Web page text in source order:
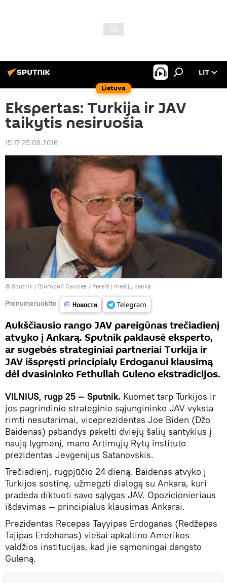
Lietuva
LIT
Ekspertas: Turkija ir JAV
taikytis nesiruošia
15:17 25.08.2016
© Sputnik / Григорий Сысоев / Pereiti į medijų banką
Prenumeruokite
Aukščiausio rango JAV pareigūnas trečiadienį
atvyko į Ankarą. Sputnik paklausė eksperto,
ar sugebės strateginiai partneriai Turkija ir
JAV išspręsti principialų Erdoganui klausimą
dėl dvasininko Fethullah Guleno ekstradicijos.
VILNIUS, rugp 25 — Sputnik. Kuomet tarp Turkijos ir
jos pagrindinio strateginio sąjungininko JAV vyksta
rimti nesutarimai, viceprezidentas Joe Biden (Džo
Baidenas) pabandys pakelti dviejų šalių santykius į
naują lygmenį, mano Artimųjų Rytų instituto
prezidentas Jevgenijus Satanovskis.
Trečiadienį, rugpjūčio 24 dieną, Baidenas atvyko į
Turkijos sostinę, užmegzti dialogą su Ankara, kuri
pradeda diktuoti savo sąlygas JAV. Opozicionieriaus
išdavimas — principialus klausimas Ankarai.
Prezidentas Recepas Tayyipas Erdoganas (Redžepas
Tajipas Erdohanas) viešai apkaltino Amerikos
valdžios institucijas, kad jie sąmoningai dangsto
Guleną.